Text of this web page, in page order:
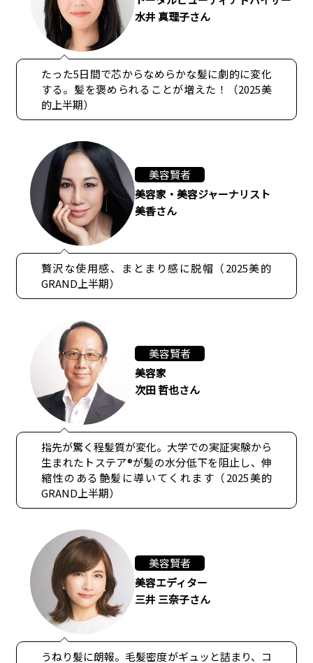
水井 真理子さん
たった5日間で芯からなめらかな髪に劇的に変化
する。髪を褒められることが増えた！（2025美
的上半期）
美容賢者
美容家・美容ジャーナリスト
美香さん
贅沢な使用感、まとまり感に脱帽（2025美的
GRAND上半期）
美容賢者
美容家
次田 哲也さん
指先が驚く程髪質が変化。大学での実証実験から
生まれたトステア®が髪の水分低下を阻止し、伸
縮性のある艶髪に導いてくれます（2025美的
GRAND上半期）
美容賢者
美容エディター
三井 三奈子さん
うねり髪に朗報。毛髪密度がギュッと詰まり、コ